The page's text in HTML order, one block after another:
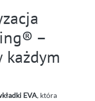
–
każdym
EVA, która